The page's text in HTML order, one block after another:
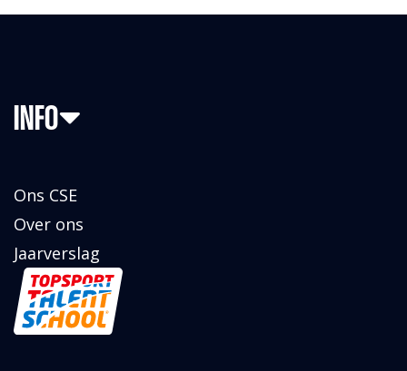
INFO
Ons CSE
Over ons
Jaarverslag